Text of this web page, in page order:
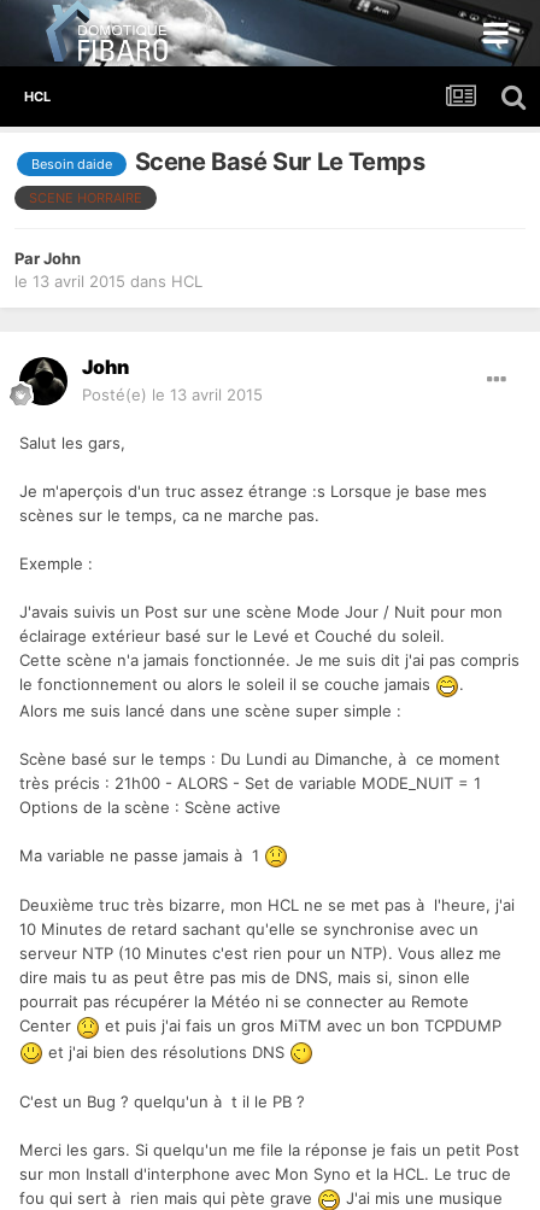
HCL
Besoin daide Scene Basé Sur Le Temps
SCENE HORRAIRE
ParJohn
le 13 avril 2015 dans HCL
John
Posté(e) le 13 avril 2015
Salut les gars,
Je m'aperçois d'un truc assez étrange :s Lorsque je base mes
scènes sur le temps, ca ne marche pas.
Exemple :
J'avais suivis un Post sur une scène Mode Jour / Nuit pour mon
éclairage extérieur basé sur le Levé et Couché du soleil.
Cette scène n'a jamais fonctionnée. Je me suis dit j'ai pas compris
le fonctionnement ou alors le soleil il se couche jamais
.
Alors me suis lancé dans une scène super simple :
Scène basé sur le temps : Du Lundi au Dimanche, à ce moment
très précis : 21h00 - ALORS - Set de variable MODE_NUIT = 1
Options de la scène : Scène active
Ma variable ne passe jamais à 1
Deuxième truc très bizarre, mon HCL ne se met pas à l'heure, j'ai
10 Minutes de retard sachant qu'elle se synchronise avec un
serveur NTP (10 Minutes c'est rien pour un NTP). Vous allez me
dire mais tu as peut être pas mis de DNS, mais si, sinon elle
pourrait pas récupérer la Météo ni se connecter au Remote
Center
et puis j'ai fais un gros MiTM avec un bon TCPDUMP
et j'ai bien des résolutions DNS
C'est un Bug ? quelqu'un à t il le PB ?
Merci les gars. Si quelqu'un me file la réponse je fais un petit Post
sur mon Install d'interphone avec Mon Syno et la HCL. Le truc de
fou qui sert à rien mais qui pète grave
J'ai mis une musique